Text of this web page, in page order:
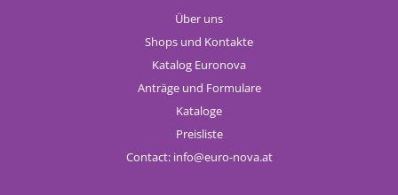
Über uns
Shops und Kontakte
Katalog Euronova
Anträge und Formulare
Kataloge
Preisliste
Contact: info euro-nova.at